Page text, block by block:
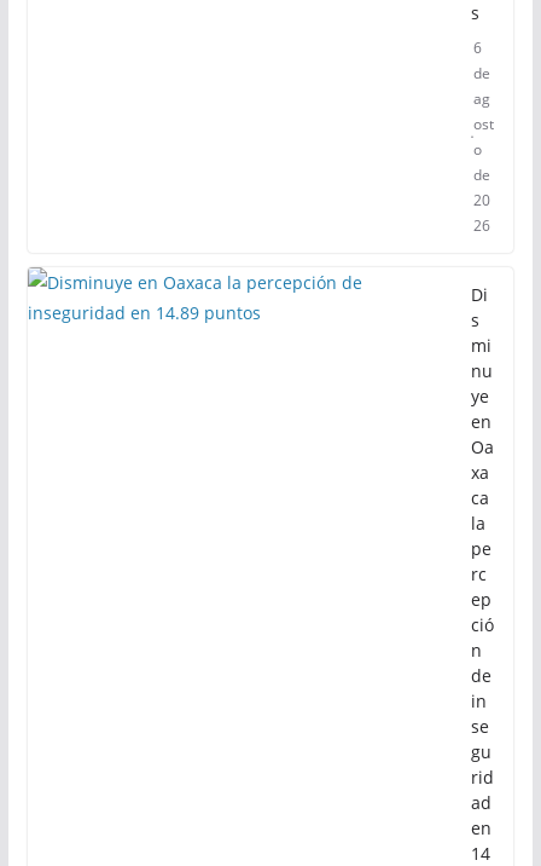
s
6
de
ag
ost
o
de
20
26
Di
s
mi
nu
ye
en
Oa
xa
ca
la
pe
rc
ep
ció
n
de
in
se
gu
rid
ad
en
14